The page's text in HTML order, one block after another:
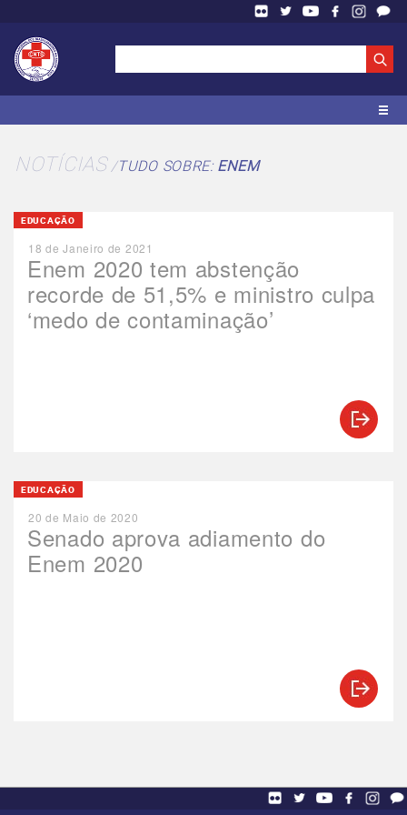
NOTÍCIAS TUDO SOBRE: ENEM
Enem 2020 tem abstenção
recorde de 51,5% e ministro culpa
‘medo de contaminação’
EDUCAÇÃO
18 de Janeiro de 2021
Senado aprova adiamento do
Enem 2020
EDUCAÇÃO
20 de Maio de 2020